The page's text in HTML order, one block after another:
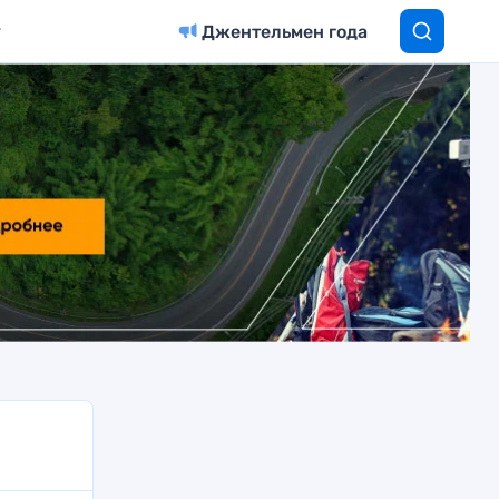
Джентельмен года